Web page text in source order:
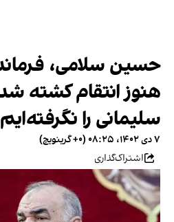
حسین سلامی،
هنوز انتقام کشته
سلیمانی را نگرفته‌ایم
۷ دی ۱۴۰۲، ۰۸:۲۵ (‎+۰ گرینویچ)
اشتراک‌گذاری